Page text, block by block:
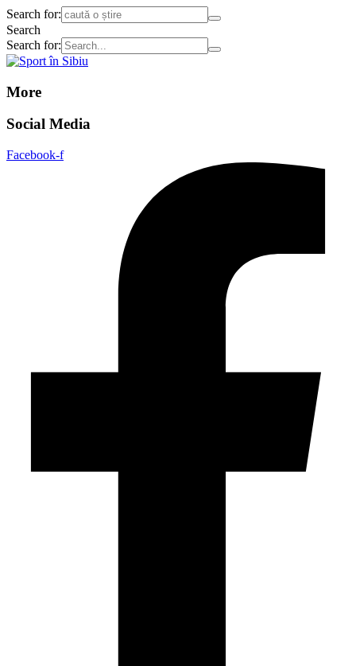
Search for:
Search
Search for:
More
Social Media
Facebook-f